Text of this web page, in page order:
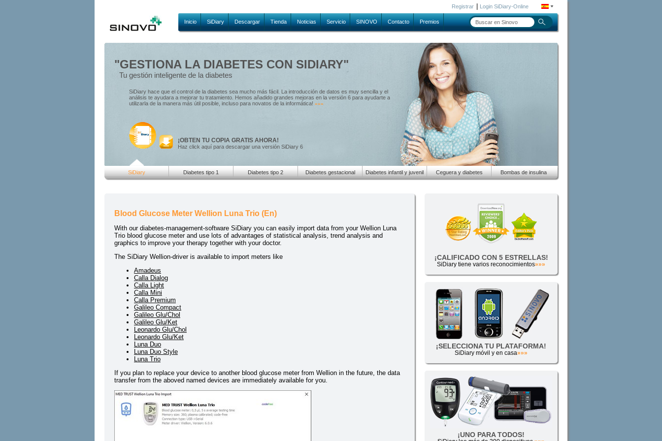
Registrar| Login SiDiary-Online
Inicio SiDiary Descargar Tienda Noticias Servicio SINOVO Contacto Premios
"GESTIONA LA DIABETES CON SIDIARY"
Tu gestión inteligente de la diabetes
SiDiary hace que el control de la diabetes sea mucho más fácil. La introducción de datos es muy sencilla y el
análisis te ayudara a mejorar tu tratamiento. Hemos añadido grandes mejoras en la versión 6 para ayudarte a
utilizarla de la manera más útil posible, incluso para novatos de la informática! »»»
¡OBTEN TU COPIA GRATIS AHORA!
Haz click aquí para descargar una versión SiDiary 6
SiDiary Diabetes tipo 1 Diabetes tipo 2 Diabetes gestacional Diabetes infantil y juvenil Ceguera y diabetes Bombas de insulina
Blood Glucose Meter Wellion Luna Trio (En)
With our diabetes-management-software SiDiary you can easily import data from your Wellion Luna
Trio blood glucose meter and use lots of advantages of statistical analysis, trend analysis and
graphics to improve your therapy together with your doctor.
The SiDiary Wellion-driver is available to import meters like
Amadeus
Calla Dialog
Calla Light
Calla Mini
Calla Premium
Galileo Compact
Galileo Glu/Chol
Galileo Glu/Ket
Leonardo Glu/Chol
Leonardo Glu/Ket
Luna Duo
Luna Duo Style
Luna Trio
If you plan to replace your device to another blood glucose meter from Wellion in the future, the data
transfer from the aboved named devices are immediately available for you.
¡CALIFICADO CON 5 ESTRELLAS!
SiDiary tiene varios reconocimientos»»»
¡SELECCIONA TU PLATAFORMA!
SiDiary móvil y en casa»»»
¡UNO PARA TODOS!